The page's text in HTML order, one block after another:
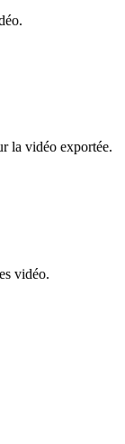
la vidéo exportée.
vidéo.